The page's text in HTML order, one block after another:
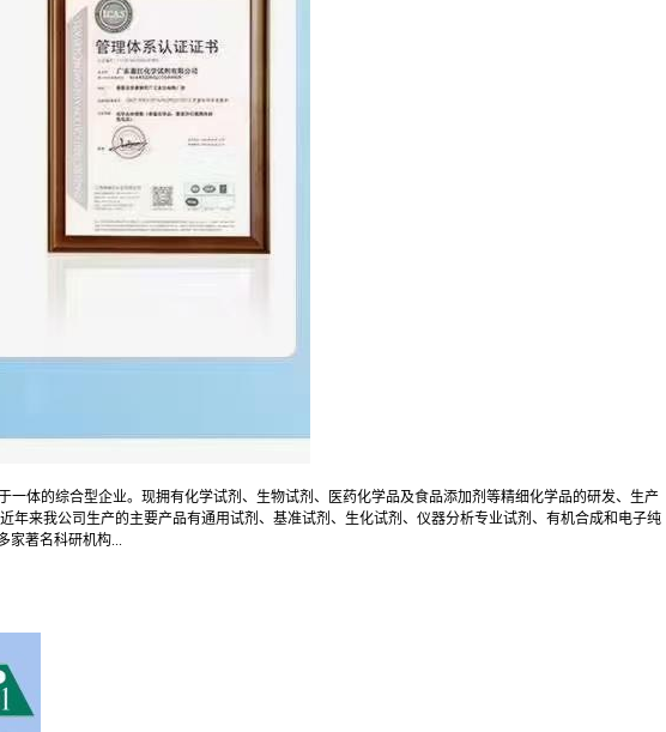
体的综合型企业。现拥有化学试剂、生物试剂、医药化学品及食品添加剂等精细化学品的研发、生产
年来我公司生产的主要产品有通用试剂、基准试剂、生化试剂、仪器分析专业试剂、有机合成和电子纯
家著名科研机构...